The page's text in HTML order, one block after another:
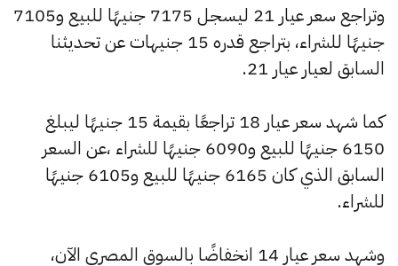
وتراجع سعر عيار 21 ليسجل 7175 جنيهًا للبيع و7105
جنيهًا للشراء، بتراجع قدره 15 جنيهات عن تحديثنا
السابق لعيار عيار 21.
كما شهد سعر عيار 18 تراجعًا بقيمة 15 جنيهًا ليبلغ
6150 جنيهًا للبيع و6090 جنيهًا للشراء ،عن السعر
السابق الذي كان 6165 جنيهًا للبيع و6105 جنيهًا
للشراء.
وشهد سعر عيار 14 انخفاضًا بالسوق المصري الآن،